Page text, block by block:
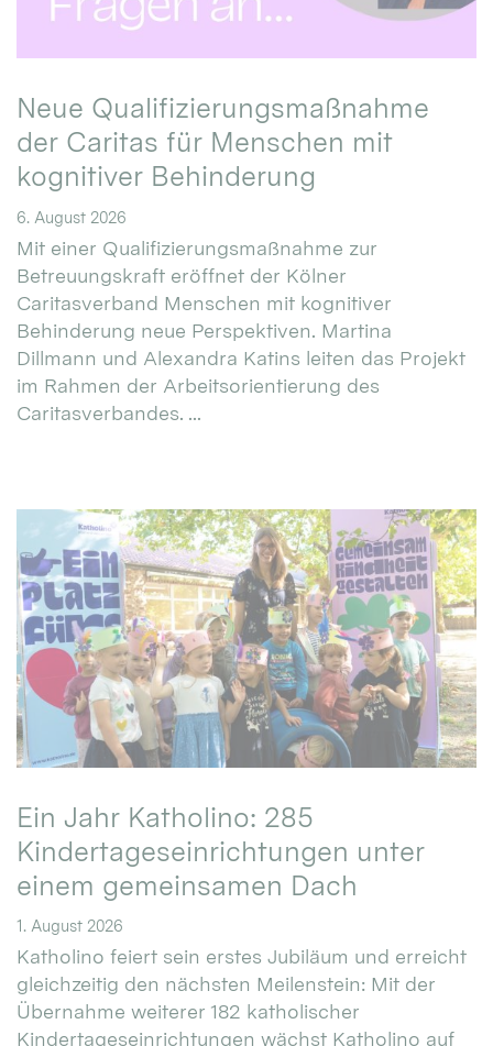
Neue Qualifizierungsmaßnahme
der Caritas für Menschen mit
kognitiver Behinderung
6. August 2026
Mit einer Qualifizierungsmaßnahme zur
Betreuungskraft eröffnet der Kölner
Caritasverband Menschen mit kognitiver
Behinderung neue Perspektiven. Martina
Dillmann und Alexandra Katins leiten das Projekt
im Rahmen der Arbeitsorientierung des
Caritasverbandes. ...
Ein Jahr Katholino: 285
Kindertageseinrichtungen unter
einem gemeinsamen Dach
1. August 2026
Katholino feiert sein erstes Jubiläum und erreicht
gleichzeitig den nächsten Meilenstein: Mit der
Übernahme weiterer 182 katholischer
Kindertageseinrichtungen wächst Katholino auf